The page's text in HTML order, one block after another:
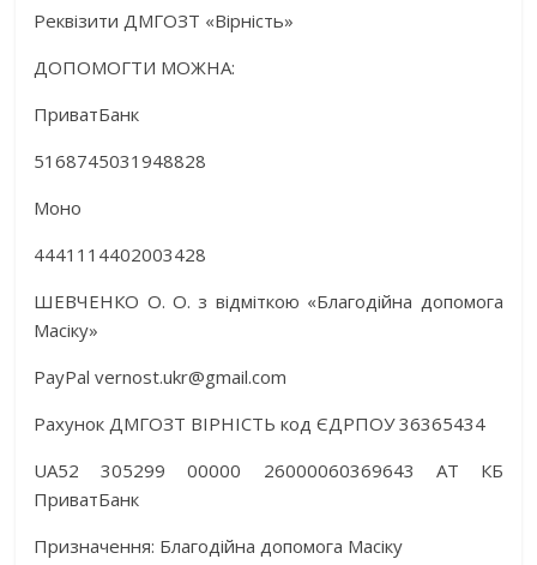
Реквізити ДМГОЗТ «Вірність»
ДОПОМОГТИ МОЖНА:
ПриватБанк
5168745031948828
Моно
4441114402003428
ШЕВЧЕНКО О. О. з відміткою «Благодійна допомога
Масіку»
PayPal vernost.ukr@gmail.com
Рахунок ДМГОЗТ ВІРНІСТЬ код ЄДРПОУ 36365434
UA52 305299 00000 26000060369643 АТ КБ
ПриватБанк
Призначення: Благодійна допомога Масіку